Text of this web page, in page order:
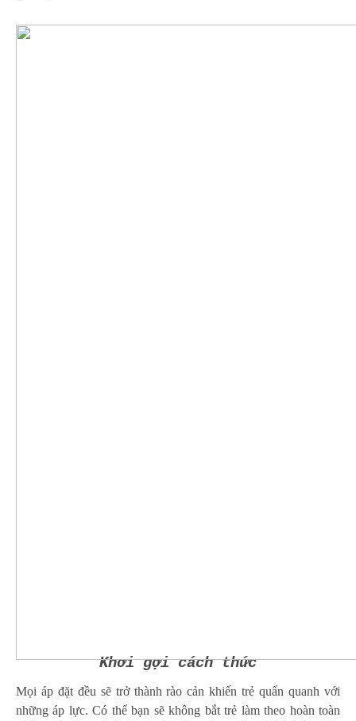
Khơi gợi cách thức
Mọi áp đặt đều sẽ trở thành rào cản khiến trẻ quẩn quanh với
những áp lực. Có thể bạn sẽ không bắt trẻ làm theo hoàn toàn